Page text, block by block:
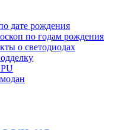
дате рождения
по годам рождения
о светодиодах